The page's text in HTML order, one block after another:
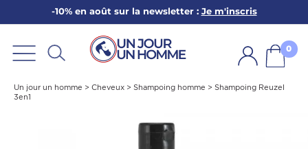
-10% en août sur la newsletter : Je m'inscris
0
Un jour un homme > Cheveux > Shampoing homme > Shampoing Reuzel
3en1